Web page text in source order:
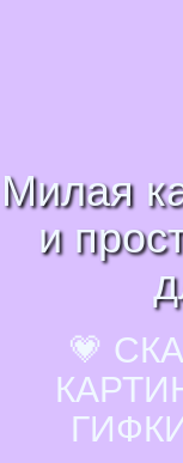
Милая
и
💗